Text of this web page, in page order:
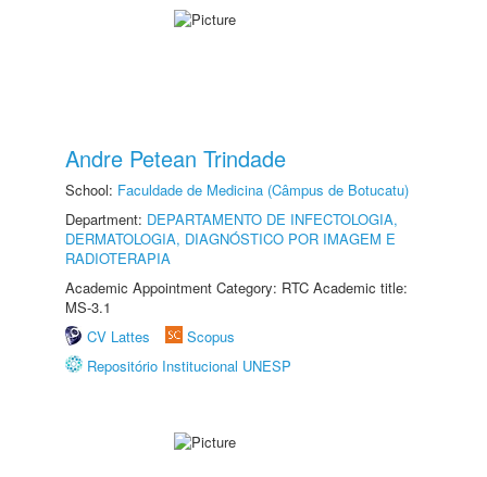
Andre Petean Trindade
School: Faculdade de Medicina (Câmpus de Botucatu)
Department: DEPARTAMENTO DE INFECTOLOGIA,
DERMATOLOGIA, DIAGNÓSTICO POR IMAGEM E
RADIOTERAPIA
Academic Appointment Category: RTC Academic title:
MS-3.1
CV Lattes
Scopus
Repositório Institucional UNESP